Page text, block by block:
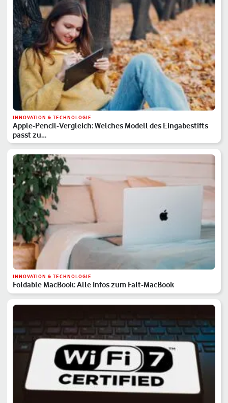
INNOVATION & TECHNOLOGIE
Apple-Pencil-Vergleich: Welches Modell des Eingabestifts
passt zu…
INNOVATION & TECHNOLOGIE
Foldable MacBook: Alle Infos zum Falt-MacBook